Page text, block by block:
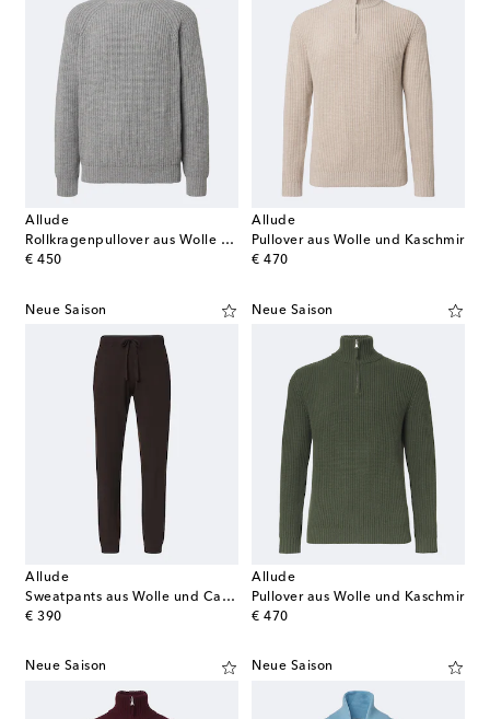
Allude
Rollkragenpullover aus Wolle und Kaschmir
€ 450
original price
Allude
Pullover aus Wolle und Kaschmir
€ 470
original price
Neue Saison
Allude
Sweatpants aus Wolle und Cashmere
€ 390
original price
Neue Saison
Allude
Pullover aus Wolle und Kaschmir
€ 470
original price
Neue Saison Neue Saison